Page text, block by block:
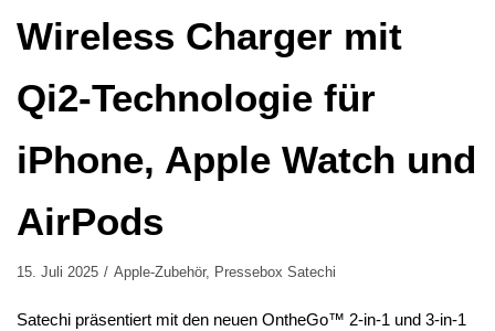
Wireless Charger mit
Qi2-Technologie für
iPhone, Apple Watch und
AirPods
15. Juli 2025 Apple-Zubehör, Pressebox Satechi
Satechi präsentiert mit den neuen OntheGo™ 2-in-1 und 3-in-1